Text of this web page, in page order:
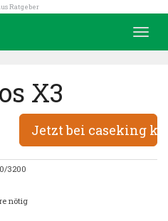
Ratgeber
Toggle
X3
Jetzt bei caseking
3200
nötig